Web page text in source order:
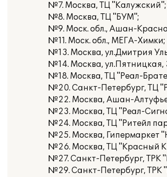
№7. Москва, ТЦ "Калужский";
№8. Москва, ТЦ "БУМ";
№9. Моск. обл., Ашан-
№11. Моск. обл., МЕГА-Химки;
№13. Москва, ул.Дмитрия
№14. Москва, ул.Пятницкая,
№18. Москва, ТЦ "Реал-
№20. Санкт-Петербург, ТЦ
№22. Москва, Ашан-
№23. Москва, ТЦ "Реал-
№24. Москва, ТЦ "Ритейл
№25. Москва, Гипермаркет
№26. Москва, ТЦ "Красный
№27. Санкт-Петербург, ТРК
№29. Санкт-Петербург, ТРК